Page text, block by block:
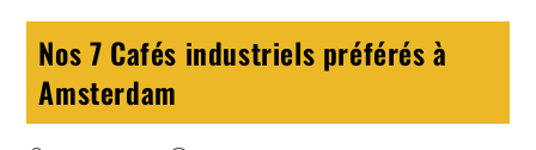
Nos 7 Cafés industriels préférés à
Amsterdam